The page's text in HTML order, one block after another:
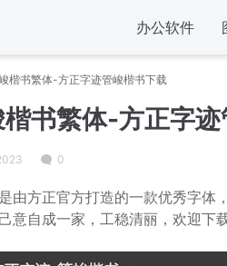
办公软件
楷书繁体-方正字迹管峻楷书下载
书繁体-方正字
0
方正官方打造的一款优秀字体
意自成一家，工稳清丽，欢迎下